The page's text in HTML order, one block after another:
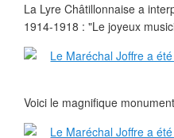
La Lyre Châtillonnaise a
1914-1918 : "Le joyeux
Voici le magnifique